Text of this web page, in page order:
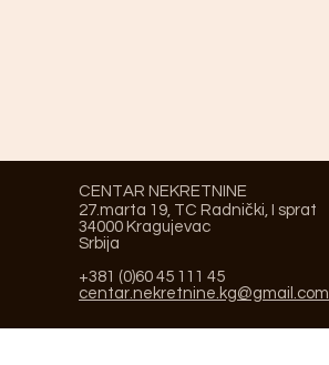
CENTAR NEKRETNINE
27.marta 19, TC Radnički, I sprat
34000 Kragujevac
Srbija
+381 (0)60 45 111 45
centar.nekretnine.kg@gmail.com